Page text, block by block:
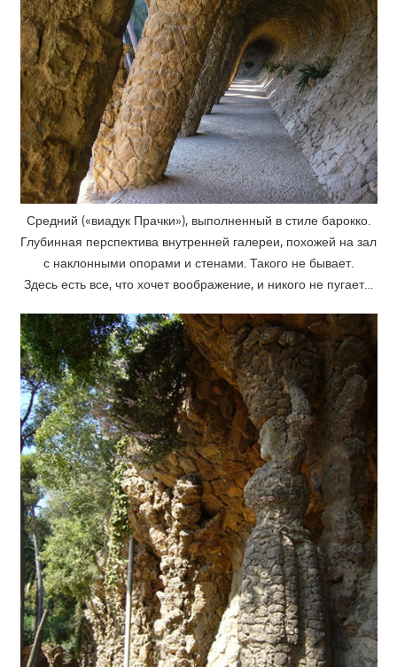
Средний («виадук Прачки»), выполненный в стиле барокко.
Глубинная перспектива внутренней галереи, похожей на зал
с наклонными опорами и стенами. Такого не бывает.
Здесь есть все, что хочет воображение, и никого не пугает…